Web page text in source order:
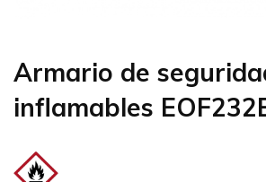
Armario de
inflamables